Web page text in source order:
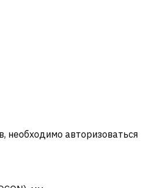
необходимо авторизоваться